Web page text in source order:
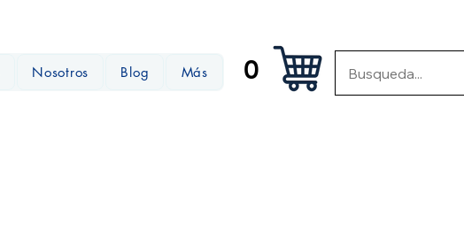
Nosotros Blog Más 0